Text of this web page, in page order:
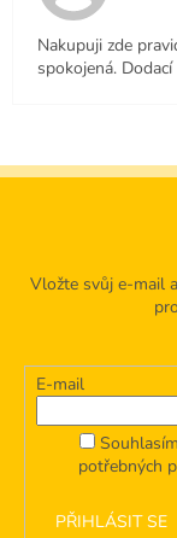
Nakupuji zde
spokojená.
Vložte svůj e-mail
E-mail
potřebných
PŘIHLÁSIT SE